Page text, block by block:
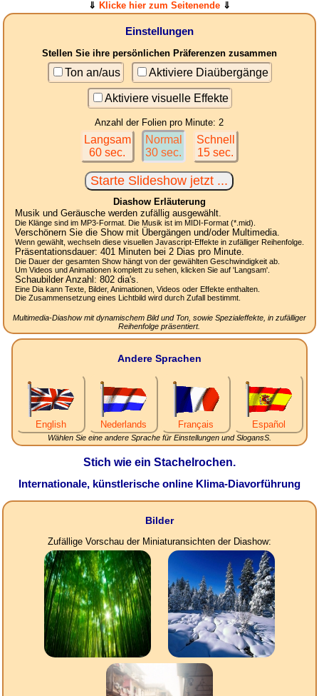
⇓ Klicke hier zum Seitenende ⇓
Einstellungen
Stellen Sie ihre persönlichen Präferenzen zusammen
Ton an/aus Aktiviere Diaübergänge
Aktiviere visuelle Effekte
Anzahl der Folien pro Minute: 2
Langsam
60 sec.
Normal
30 sec.
Schnell
15 sec.
Diashow Erläuterung
Musik und Geräusche werden zufällig ausgewählt.
Die Klänge sind im MP3-Format. Die Musik ist im MIDI-Format (*.mid).
Verschönern Sie die Show mit Übergängen und/oder Multimedia.
Wenn gewählt, wechseln diese visuellen Javascript-Effekte in zufälliger Reihenfolge.
Präsentationsdauer: 401 Minuten bei 2 Dias pro Minute.
Die Dauer der gesamten Show hängt von der gewählten Geschwindigkeit ab.
Um Videos und Animationen komplett zu sehen, klicken Sie auf 'Langsam'.
Schaubilder Anzahl: 802dia's.
Eine Dia kann Texte, Bilder, Animationen, Videos oder Effekte enthalten.
Die Zusammensetzung eines Lichtbild wird durch Zufall bestimmt.
Multimedia-Diashow mit dynamischem Bild und Ton, sowie Spezialeffekte, in zufälliger
Reihenfolge präsentiert.
Andere Sprachen
English Nederlands Français Español
Wählen Sie eine andere Sprache für Einstellungen und SlogansS.
Stich wie ein Stachelrochen.
Internationale, künstlerische online Klima-Diavorführung
Bilder
Zufällige Vorschau der Miniaturansichten der Diashow: